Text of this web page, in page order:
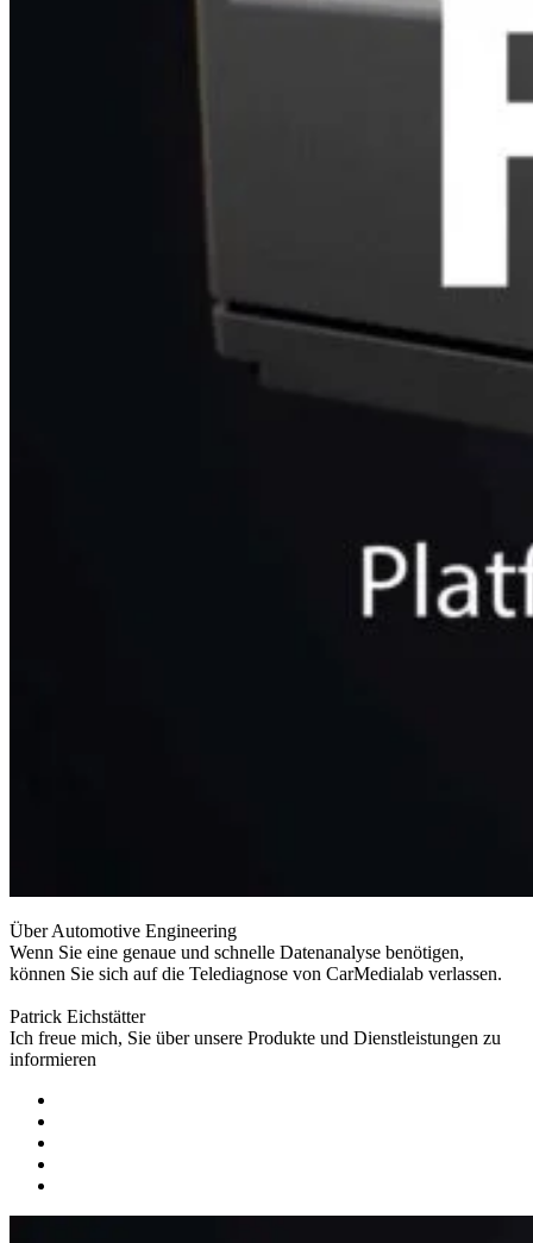
Über Automotive Engineering
Wenn Sie eine genaue und schnelle Datenanalyse benötigen,
können Sie sich auf die Telediagnose von CarMedialab verlassen.
Patrick Eichstätter
Ich freue mich, Sie über unsere Produkte und Dienstleistungen zu
informieren